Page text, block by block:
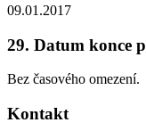
09.01.2017
29. Datum konce
Bez časového omezení.
Kontakt